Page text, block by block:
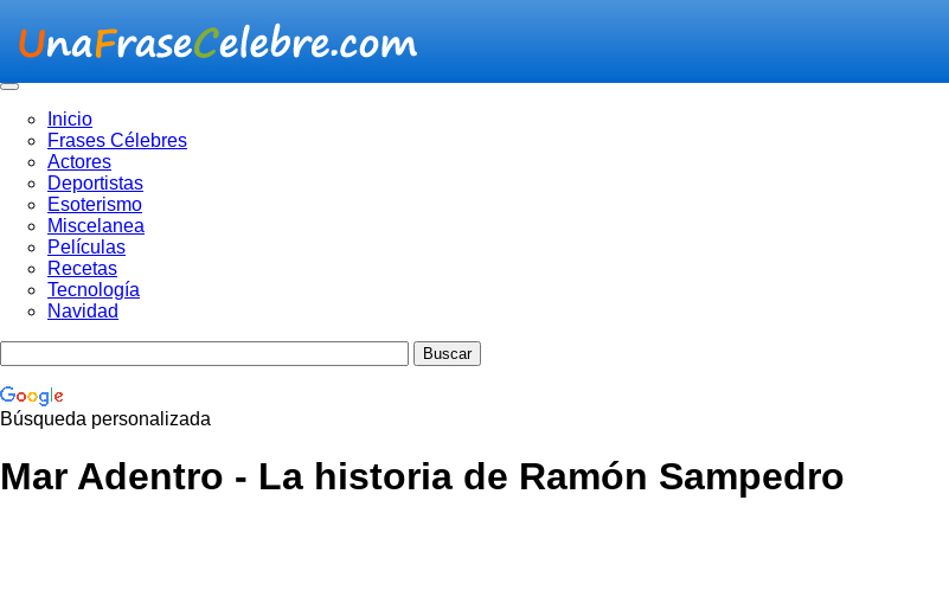
Inicio
Frases Célebres
Actores
Deportistas
Esoterismo
Miscelanea
Películas
Recetas
Tecnología
Navidad
Búsqueda personalizada
Mar Adentro - La historia de Ramón Sampedro